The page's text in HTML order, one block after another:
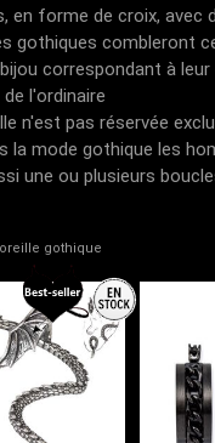
en forme de croix, avec
gothiques combleront
correspondant à
l'ordinaire
n'est pas réservée
la mode gothique les
une ou plusieurs
gothique